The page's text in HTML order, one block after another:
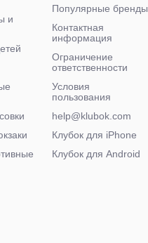
и
Популярные бренды
Контактная
информация
Ограничение
ответственности
Условия
пользования
help@klubok.com
Клубок для iPhone
Клубок для Android